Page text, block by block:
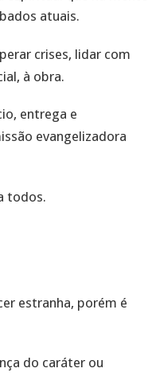
atuais.
crises, lidar com
à obra.
entrega e
evangelizadora
todos.
estranha, porém é
do caráter ou